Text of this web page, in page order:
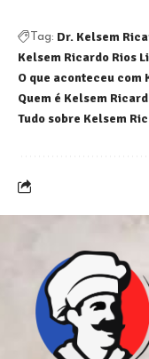
Tag: Dr. Kelsem
Kelsem Ricardo Rios
O que aconteceu com
Quem é Kelsem
Tudo sobre Kelsem